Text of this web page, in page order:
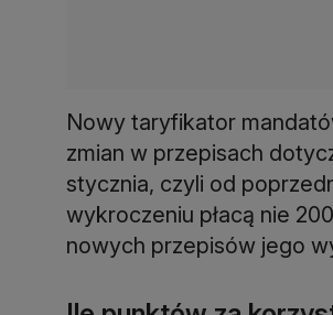
Nowy taryfikator
zmian w przepisach
stycznia, czyli od
wykroczeniu płacą nie
nowych przepisów jego